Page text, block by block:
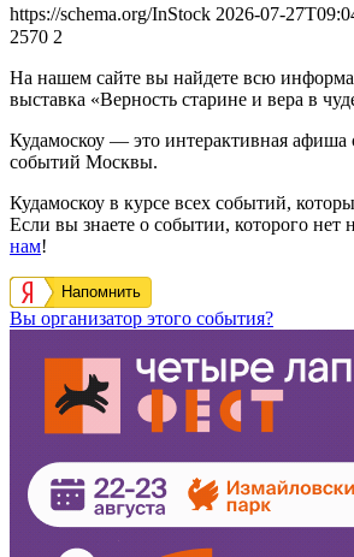
https://schema.org/InStock 2026-07-
2570 2
На нашем сайте вы найдете всю
выставка «Верность старине и вера в
Кудамоскоу — это интерактивная
событий Москвы.
Кудамоскоу в курсе всех событий,
Если вы знаете о событии, которого нет
нам!
Напомнить
Вы организатор этого события?